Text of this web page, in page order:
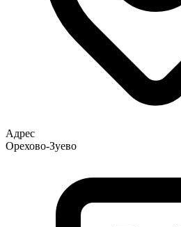
Адрес
Орехово-Зуево